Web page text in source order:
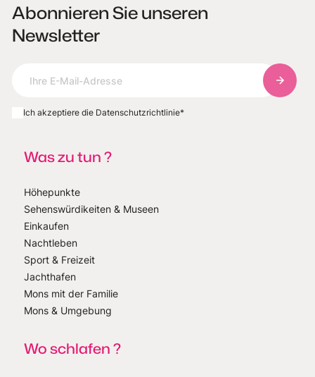
Abonnieren Sie unseren
Newsletter
Ich akzeptiere die Datenschutzrichtlinie*
Was zu tun ?
Höhepunkte
Sehenswürdikeiten & Museen
Einkaufen
Nachtleben
Sport & Freizeit
Jachthafen
Mons mit der Familie
Mons & Umgebung
Wo schlafen ?